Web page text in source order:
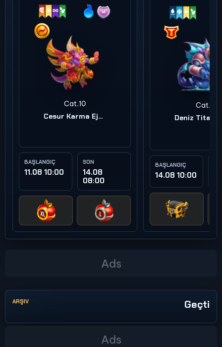
Cat.10
Cesur Karma Ejderha
BAŞLANGIÇ
11.08 10:00
SON
14.08
08:00
Cat.9
BAŞLANGIÇ
14.08 10:00
ARŞIV Geçti